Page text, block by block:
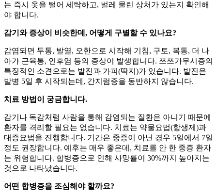
는 즉시 옷을 털어 세탁하고, 벌레 물린 상처가 있는지 확인해
야 합니다.
감기와 증상이 비슷한데, 어떻게 구별할 수 있나요?
감염되면 두통, 발열, 오한으로 시작해 기침, 구토, 복통, 더 나
아가 근육통, 인후염 등의 증상이 발생합니다. 쯔쯔가무시증의
특징적인 소견으로는 발진과 가피(딱지)가 있습니다. 발진은
발병 5일 후 시작되는데, 간지럼증을 동반하지 않습니다.
치료 방법이 궁금합니다.
감기나 독감처럼 사람을 통해 감염되는 질환은 아니기 때문에
환자를 격리할 필요는 없습니다. 치료는 약물요법(항생제)과
대증요법을 진행합니다. 기간은 중증이 아닌 경우 5일에서 7일
정도 권장합니다. 예후는 매우 좋은데, 치료를 안 한 중증 환자
는 위험합니다. 합병증으로 인해 사망률이 30%까지 높아지는
것으로 나타났습니다.
어떤 합병증을 조심해야 할까요?